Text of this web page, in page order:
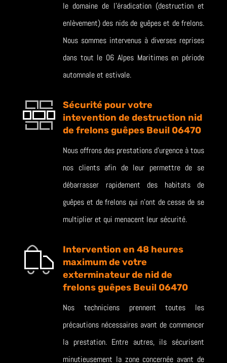
le domaine de l’éradication (destruction et
enlèvement) des nids de guêpes et de frelons.
Nous sommes intervenus à diverses reprises
dans tout le 06 Alpes Maritimes en période
automnale et estivale.
Sécurité pour votre
intevention de destruction nid
de frelons guêpes Beuil 06470
Nous offrons des prestations d’urgence à tous
nos clients afin de leur permettre de se
débarrasser rapidement des habitats de
guêpes et de frelons qui n’ont de cesse de se
multiplier et qui menacent leur sécurité.
Intervention en 48 heures
maximum de votre
exterminateur de nid de
frelons guêpes Beuil 06470
Nos techniciens prennent toutes les
précautions nécessaires avant de commencer
la prestation. Entre autres, ils sécurisent
minutieusement la zone concernée avant de